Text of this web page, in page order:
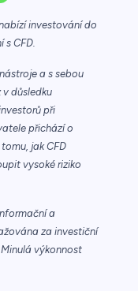
investování do
CFD.
a s sebou
v důsledku
při
přichází o
jak CFD
vysoké riziko
a
za investiční
výkonnost